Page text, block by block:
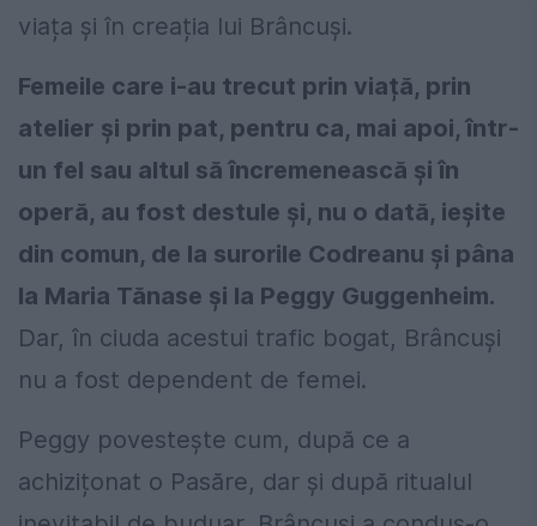
viața și în creația lui Brâncuși.
Femeile care i-au trecut prin viață, prin
atelier și prin pat, pentru ca, mai apoi, într-
un fel sau altul să încremenească și în
operă, au fost destule și, nu o dată, ieșite
din comun, de la surorile Codreanu și pâna
la Maria Tănase și la Peggy Guggenheim.
Dar, în ciuda acestui trafic bogat, Brâncuși
nu a fost dependent de femei.
Peggy povestește cum, după ce a
achizițonat o Pasăre, dar și după ritualul